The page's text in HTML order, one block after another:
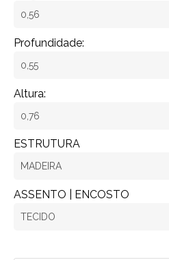
Profundidade:
Altura:
ESTRUTURA
ASSENTO | ENCOSTO